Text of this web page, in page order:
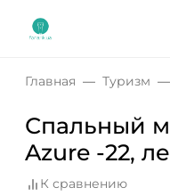
Главная Туризм
Спальный
Azure -22,
К сравнению